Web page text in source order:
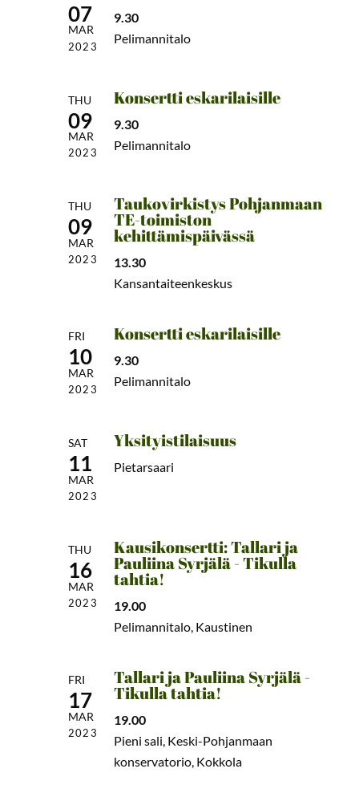
07
MAR
2023
9.30
Pelimannitalo
THU
09
MAR
2023
Konsertti eskarilaisille
9.30
Pelimannitalo
THU
09
MAR
2023
Taukovirkistys Pohjanmaan
TE-toimiston
kehittämispäivässä
13.30
Kansantaiteenkeskus
FRI
10
MAR
2023
Konsertti eskarilaisille
9.30
Pelimannitalo
SAT
11
MAR
2023
Yksityistilaisuus
Pietarsaari
THU
16
MAR
2023
Kausikonsertti: Tallari ja
Pauliina Syrjälä - Tikulla
tahtia!
19.00
Pelimannitalo, Kaustinen
FRI
17
MAR
2023
Tallari ja Pauliina Syrjälä -
Tikulla tahtia!
19.00
Pieni sali, Keski-Pohjanmaan
konservatorio, Kokkola